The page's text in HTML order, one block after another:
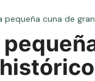
pequeña cuna de